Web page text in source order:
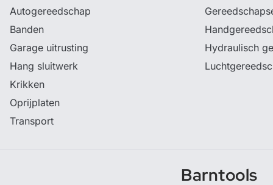
Autogereedschap
Banden
Garage uitrusting
Hang sluitwerk
Krikken
Oprijplaten
Transport
Hydraulisch
Barntools